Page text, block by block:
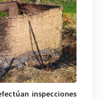
inspecciones